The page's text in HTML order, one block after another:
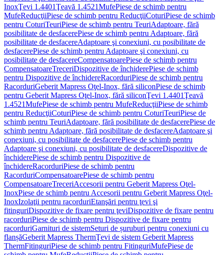
InoxŢevi 1.4401Ţeavă 1.4521MufePiese de schimb pentru
MufeReducţiiPiese de schimb pentru ReducţiiCoturiPiese de schimb
pentru CoturiTeuriPiese de schimb pentru TeuriAdaptoare, fără
posibilitate de desfacerePiese de schimb pentru Adaptoare, fără
posibilitate de desfacereAdaptoare şi conexiuni, cu posibilitate de
desfacerePiese de schimb pentru Adaptoare şi conexiuni, cu
posibilitate de desfacereCompensatoarePiese de schimb pentru
CompensatoareTreceriDispozitive de închiderePiese de schimb
pentru Dispozitive de închidereRacorduriPiese de schimb pentru
RacorduriGeberit Mapress Oţel-Inox, fără siliconPiese de schimb
pentru Geberit Mapress Oţel-Inox, fără siliconŢevi 1.4401Ţeavă
1.4521MufePiese de schimb pentru MufeReducţiiPiese de schimb
pentru ReducţiiCoturiPiese de schimb pentru CoturiTeuriPiese de
schimb pentru TeuriAdaptoare, fără posibilitate de desfacerePiese de
schimb pentru Adaptoare, fără posibilitate de desfacereAdaptoare şi
conexiuni, cu posibilitate de desfacerePiese de schimb pentru
Adaptoare şi conexiuni, cu posibilitate de desfacereDispozitive de
închiderePiese de schimb pentru Dispozitive de
închidereRacorduriPiese de schimb pentru
RacorduriCompensatoarePiese de schimb pentru
CompensatoareTreceriAccesorii pentru Geberit Mapress Oţel-
InoxPiese de schimb pentru Accesorii pentru Geberit Mapress Oţel-
InoxIzolaţii pentru racorduriEtanşări pentru ţevi şi
fitinguriDispozitive de fixare pentru ţeviDispozitive de fixare pentru
racorduriPiese de schimb pentru Dispozitive de fixare pentru
racorduriGarnituri de sistemSeturi de șuruburi pentru conexiuni cu
flanșăGeberit Mapress ThermŢevi de sistem Geberit Mapress
ThermFitinguriPiese de schimb pentru FitinguriMufePiese de